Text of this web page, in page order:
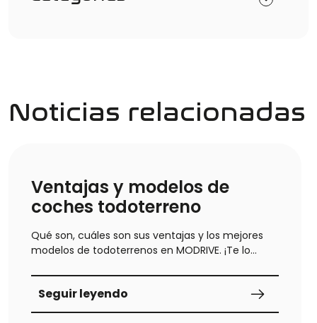
Noticias relacionadas
Ventajas y modelos de
coches todoterreno
Qué son, cuáles son sus ventajas y los mejores
modelos de todoterrenos en MODRIVE. ¡Te lo
Seguir leyendo